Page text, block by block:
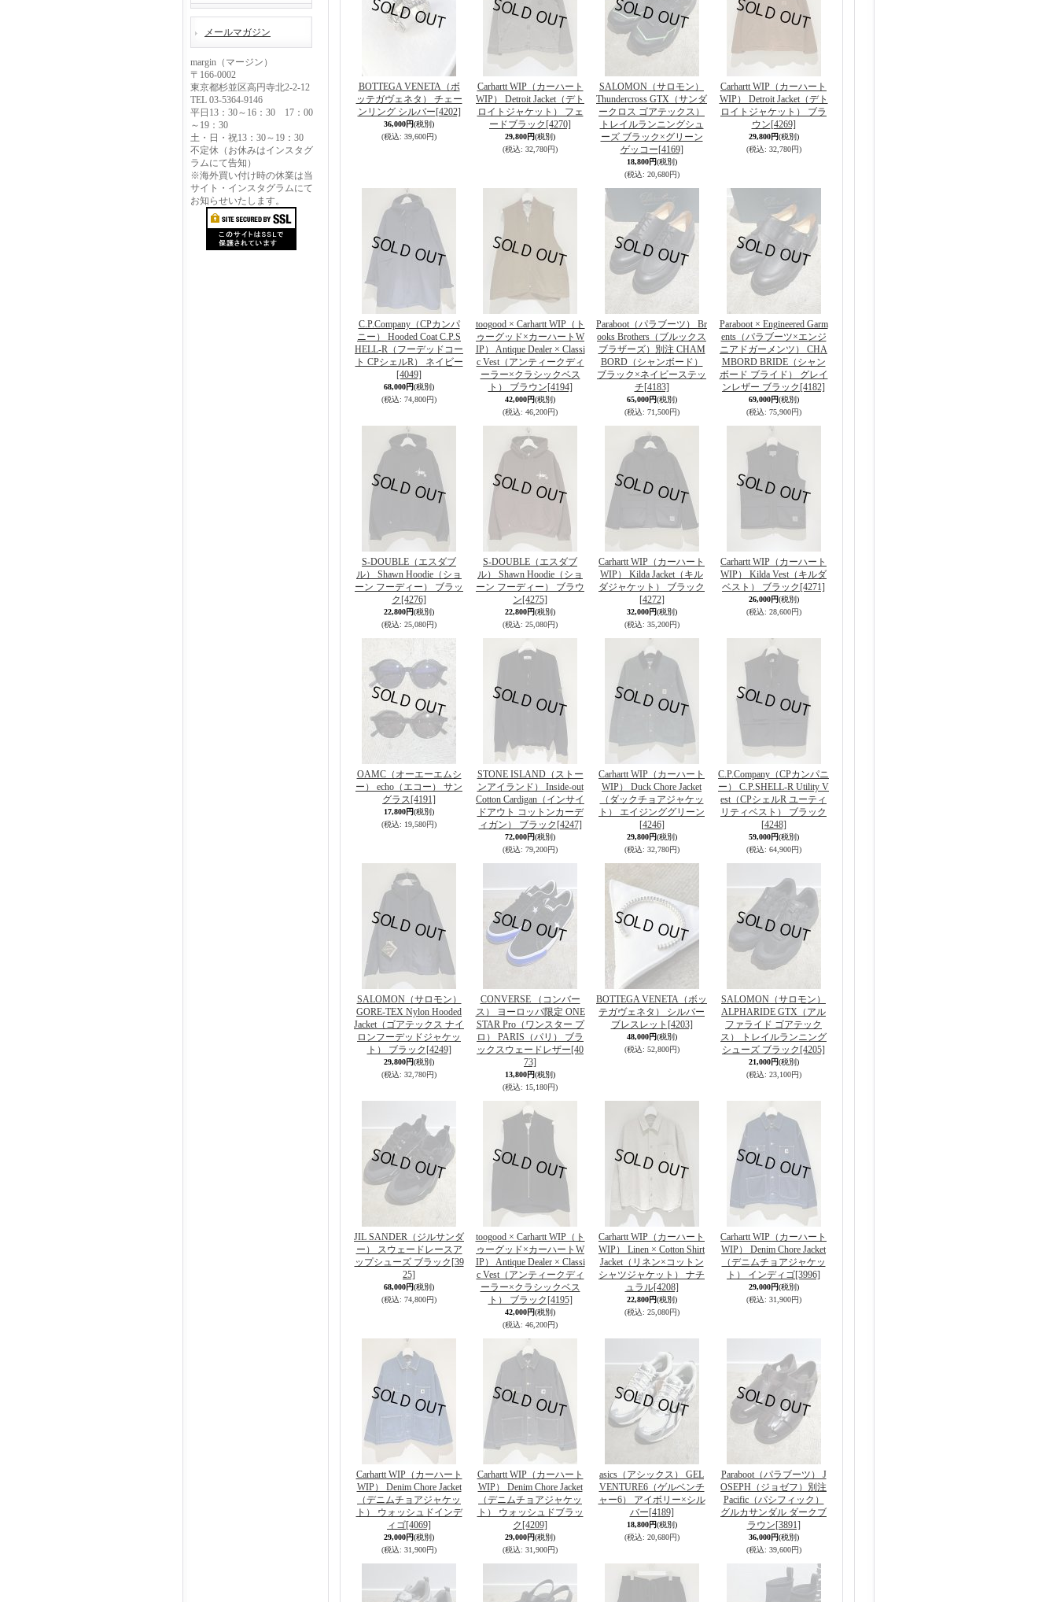
メールマガジン
margin（マージン）
〒166-0002
東京都杉並区高円寺北2-2-12
TEL 03-5364-9146
平日13：30～16：30 17：00
～19：30
土・日・祝13：30～19：30
不定休（お休みはインスタグ
ラムにて告知）
※海外買い付け時の休業は当
サイト・インスタグラムにて
お知らせいたします。
BOTTEGA VENETA（ボ
ッテガヴェネタ） チェー
ンリング シルバー[4202]
36,000円(税別)
(税込: 39,600円)
Carhartt WIP（カーハート
WIP） Detroit Jacket（デト
ロイトジャケット） フェ
ードブラック [4270]
29,800円(税別)
(税込: 32,780円)
SALOMON（サロモン）
Thundercross GTX（サンダ
ークロス ゴアテックス）
トレイルランニングシュ
ーズ ブラック×グリーン
ゲッコー[4169]
18,800円(税別)
(税込: 20,680円)
Carhartt WIP（カーハート
WIP） Detroit Jacket（デト
ロイトジャケット） ブラ
ウン[4269]
29,800円(税別)
(税込: 32,780円)
C.P.Company（CPカンパ
ニー） Hooded Coat C.P.S
HELL-R（フーデッドコー
ト CPシェルR） ネイビー
[4049]
68,000円(税別)
(税込: 74,800円)
toogood × Carhartt WIP（ト
ゥーグッド×カーハートW
IP） Antique Dealer × Classi
c Vest（アンティークディ
ーラー×クラシックベス
ト） ブラウン[4194]
42,000円(税別)
(税込: 46,200円)
Paraboot（パラブーツ） Br
ooks Brothers（ブルックス
ブラザーズ）別注 CHAM
BORD（シャンボード）
ブラック×ネイビーステッ
チ[4183]
65,000円(税別)
(税込: 71,500円)
Paraboot × Engineered Garm
ents（パラブーツ×エンジ
ニアドガーメンツ） CHA
MBORD BRIDE（シャン
ボード ブライド） グレイ
ンレザー ブラック [4182]
69,000円(税別)
(税込: 75,900円)
S-DOUBLE（エスダブ
ル） Shawn Hoodie（ショ
ーン フーディー） ブラッ
ク [4276]
22,800円(税別)
(税込: 25,080円)
S-DOUBLE（エスダブ
ル） Shawn Hoodie（ショ
ーン フーディー） ブラウ
ン[4275]
22,800円(税別)
(税込: 25,080円)
Carhartt WIP（カーハート
WIP） Kilda Jacket（キル
ダジャケット） ブラック
[4272]
32,000円(税別)
(税込: 35,200円)
Carhartt WIP（カーハート
WIP） Kilda Vest（キルダ
ベスト） ブラック [4271]
26,000円(税別)
(税込: 28,600円)
OAMC（オーエーエムシ
ー） echo（エコー） サン
グラス[4191]
17,800円(税別)
(税込: 19,580円)
STONE ISLAND（ストー
ンアイランド） Inside-out
Cotton Cardigan（インサイ
ドアウト コットンカーデ
ィガン） ブラック [4247]
72,000円(税別)
(税込: 79,200円)
Carhartt WIP（カーハート
WIP） Duck Chore Jacket
（ダックチョアジャケッ
ト） エイジンググリーン
[4246]
29,800円(税別)
(税込: 32,780円)
C.P.Company（CPカンパニ
ー） C.P.SHELL-R Utility V
est（CPシェルR ユーティ
リティベスト） ブラック
[4248]
59,000円(税別)
(税込: 64,900円)
SALOMON（サロモン）
GORE-TEX Nylon Hooded
Jacket（ゴアテックス ナイ
ロンフーデッドジャケッ
ト） ブラック [4249]
29,800円(税別)
(税込: 32,780円)
CONVERSE （コンバー
ス） ヨーロッパ限定 ONE
STAR Pro（ワンスター プ
ロ） PARIS（パリ） ブラ
ックスウェードレザー[40
73]
13,800円(税別)
(税込: 15,180円)
BOTTEGA VENETA（ボッ
テガヴェネタ） シルバー
ブレスレット [4203]
48,000円(税別)
(税込: 52,800円)
SALOMON（サロモン）
ALPHARIDE GTX（アル
ファライド ゴアテック
ス） トレイルランニング
シューズ ブラック [4205]
21,000円(税別)
(税込: 23,100円)
JIL SANDER（ジルサンダ
ー） スウェードレースア
ップシューズ ブラック [39
25]
68,000円(税別)
(税込: 74,800円)
toogood × Carhartt WIP（ト
ゥーグッド×カーハートW
IP） Antique Dealer × Classi
c Vest（アンティークディ
ーラー×クラシックベス
ト） ブラック [4195]
42,000円(税別)
(税込: 46,200円)
Carhartt WIP（カーハート
WIP） Linen × Cotton Shirt
Jacket（リネン×コットン
シャツジャケット） ナチ
ュラル[4208]
22,800円(税別)
(税込: 25,080円)
Carhartt WIP（カーハート
WIP） Denim Chore Jacket
（デニムチョアジャケッ
ト） インディゴ[3996]
29,000円(税別)
(税込: 31,900円)
Carhartt WIP（カーハート
WIP） Denim Chore Jacket
（デニムチョアジャケッ
ト） ウォッシュドインデ
ィゴ[4069]
29,000円(税別)
(税込: 31,900円)
Carhartt WIP（カーハート
WIP） Denim Chore Jacket
（デニムチョアジャケッ
ト） ウォッシュドブラッ
ク [4209]
29,000円(税別)
(税込: 31,900円)
asics（アシックス） GEL
VENTURE6（ゲルベンチ
ャー6） アイボリー×シル
バー[4189]
18,800円(税別)
(税込: 20,680円)
Paraboot（パラブーツ） J
OSEPH（ジョゼフ）別注
Pacific（パシフィック）
グルカサンダル ダークブ
ラウン[3891]
36,000円(税別)
(税込: 39,600円)